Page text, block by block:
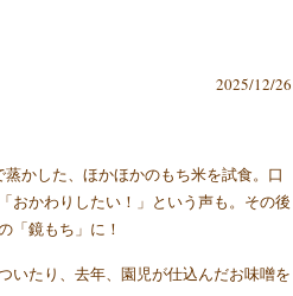
2025/12/26
かした、ほかほかのもち米を試食。口
おかわりしたい！」という声も。その後
「鏡もち」に！
いたり、去年、園児が仕込んだお味噌を